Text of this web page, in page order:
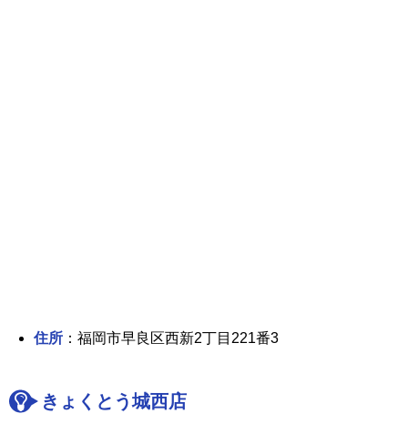
住所 ：福岡市早良区西新2丁目221番3
きょくとう城西店